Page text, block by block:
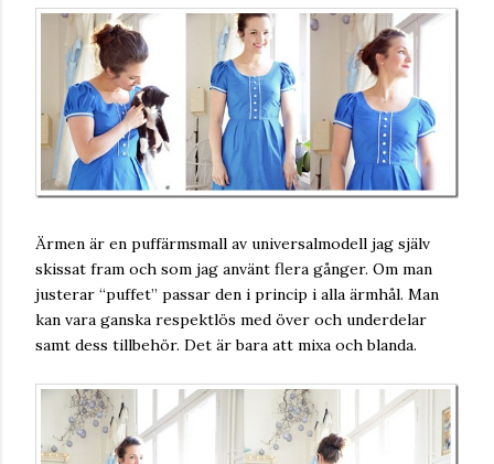
Ärmen är en puffärmsmall av universalmodell jag själv
skissat fram och som jag använt flera gånger. Om man
justerar “puffet” passar den i princip i alla ärmhål. Man
kan vara ganska respektlös med över och underdelar
samt dess tillbehör. Det är bara att mixa och blanda.